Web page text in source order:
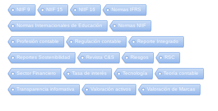
NIIF 9 NIIF 15 NIIF 16 Normas IFRS
Normas Internacionales de Educación Normas NIIF
Profesión contable Regulación contable Reporte Integrado
Reportes Sostenibilidad Revista C&S Riesgos RSC
Sector Financiero Tasa de interés Tecnología Teoría contable
Transparencia informativa Valoración activos Valoración de Marcas